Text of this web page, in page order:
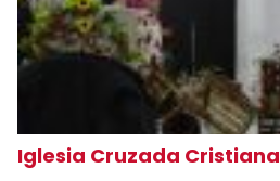
Iglesia Cruzada Cristiana